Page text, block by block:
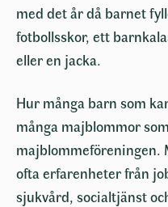
med det år då barnet
fotbollsskor, ett
eller en jacka.
Hur många barn som
många majblommor
majblommeföreningen.
ofta erfarenheter från
sjukvård, socialtjänst